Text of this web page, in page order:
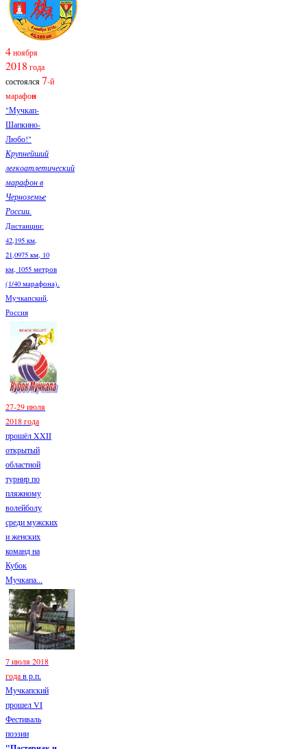
4ноября
2018 года
состоялся7-й
марафон
"Мучкап-
Шапкино-
Любо!"
Крупнейший
легкоатлетический
марафон в
Черноземье
России.
Дистанции:
42,195 км,
21,0975 км, 10
км, 1055 метров
(1/40 марафона).
Мучкапский,
Россия
27-29 июля
2018 года
прошёл XXII
открытый
областной
турнир по
пляжному
волейболу
среди мужских
и женских
команд на
Кубок
Мучкапа...
7 июля 2018
годав р.п.
Мучкапский
прошел VI
Фестиваль
поэзии